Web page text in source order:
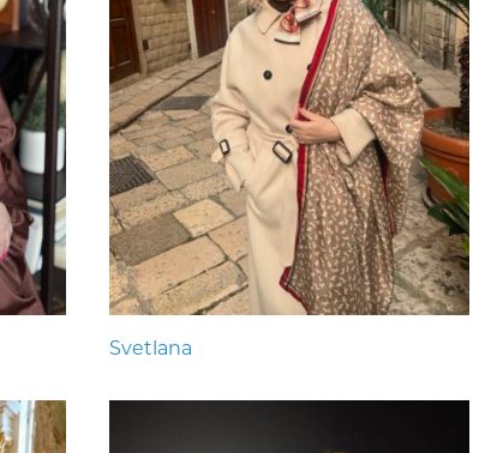
Svetlana